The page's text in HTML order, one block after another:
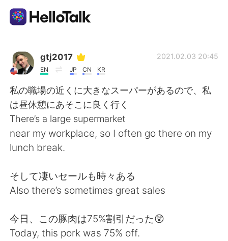
App di scambio linguistico
Italiano
English
繁體中文 Español
Deutsch 日本語
gtj2017
EN JP CN KR
2021.02.03 20:45
私の職場の近くに大きなスーパーがあるので、私
は昼休憩にあそこに良く行く
There’s a large supermarket
near my workplace, so I often go there on my
lunch break.
そして凄いセールも時々ある
Also there’s sometimes great sales
今日、この豚肉は75%割引だった😲
Today, this pork was 75% off.